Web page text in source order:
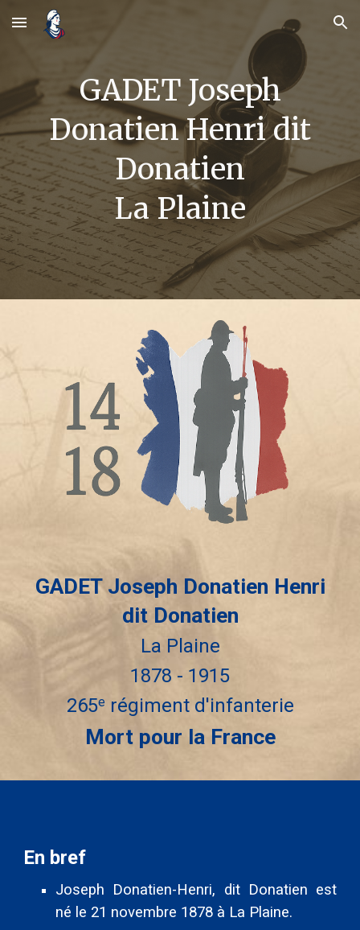
Skip to main content Skip to navigation
GADET Joseph
Donatien Henri dit
Donatien
La Plaine
GADET Joseph Donatien Henri
dit Donatien
La Plaine
1878 - 1915
265erégiment d'infanterie
Mort pour la France
En bref
Joseph Donatien-Henri, dit Donatien est
né le 21 novembre 1878 à La Plaine.